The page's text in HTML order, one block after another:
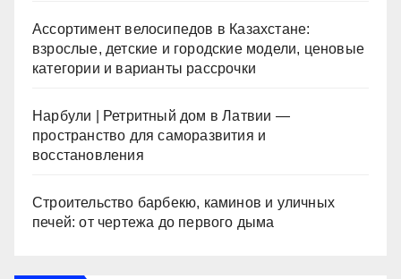
Ассортимент велосипедов в Казахстане:
взрослые, детские и городские модели, ценовые
категории и варианты рассрочки
Нарбули | Ретритный дом в Латвии —
пространство для саморазвития и
восстановления
Строительство барбекю, каминов и уличных
печей: от чертежа до первого дыма